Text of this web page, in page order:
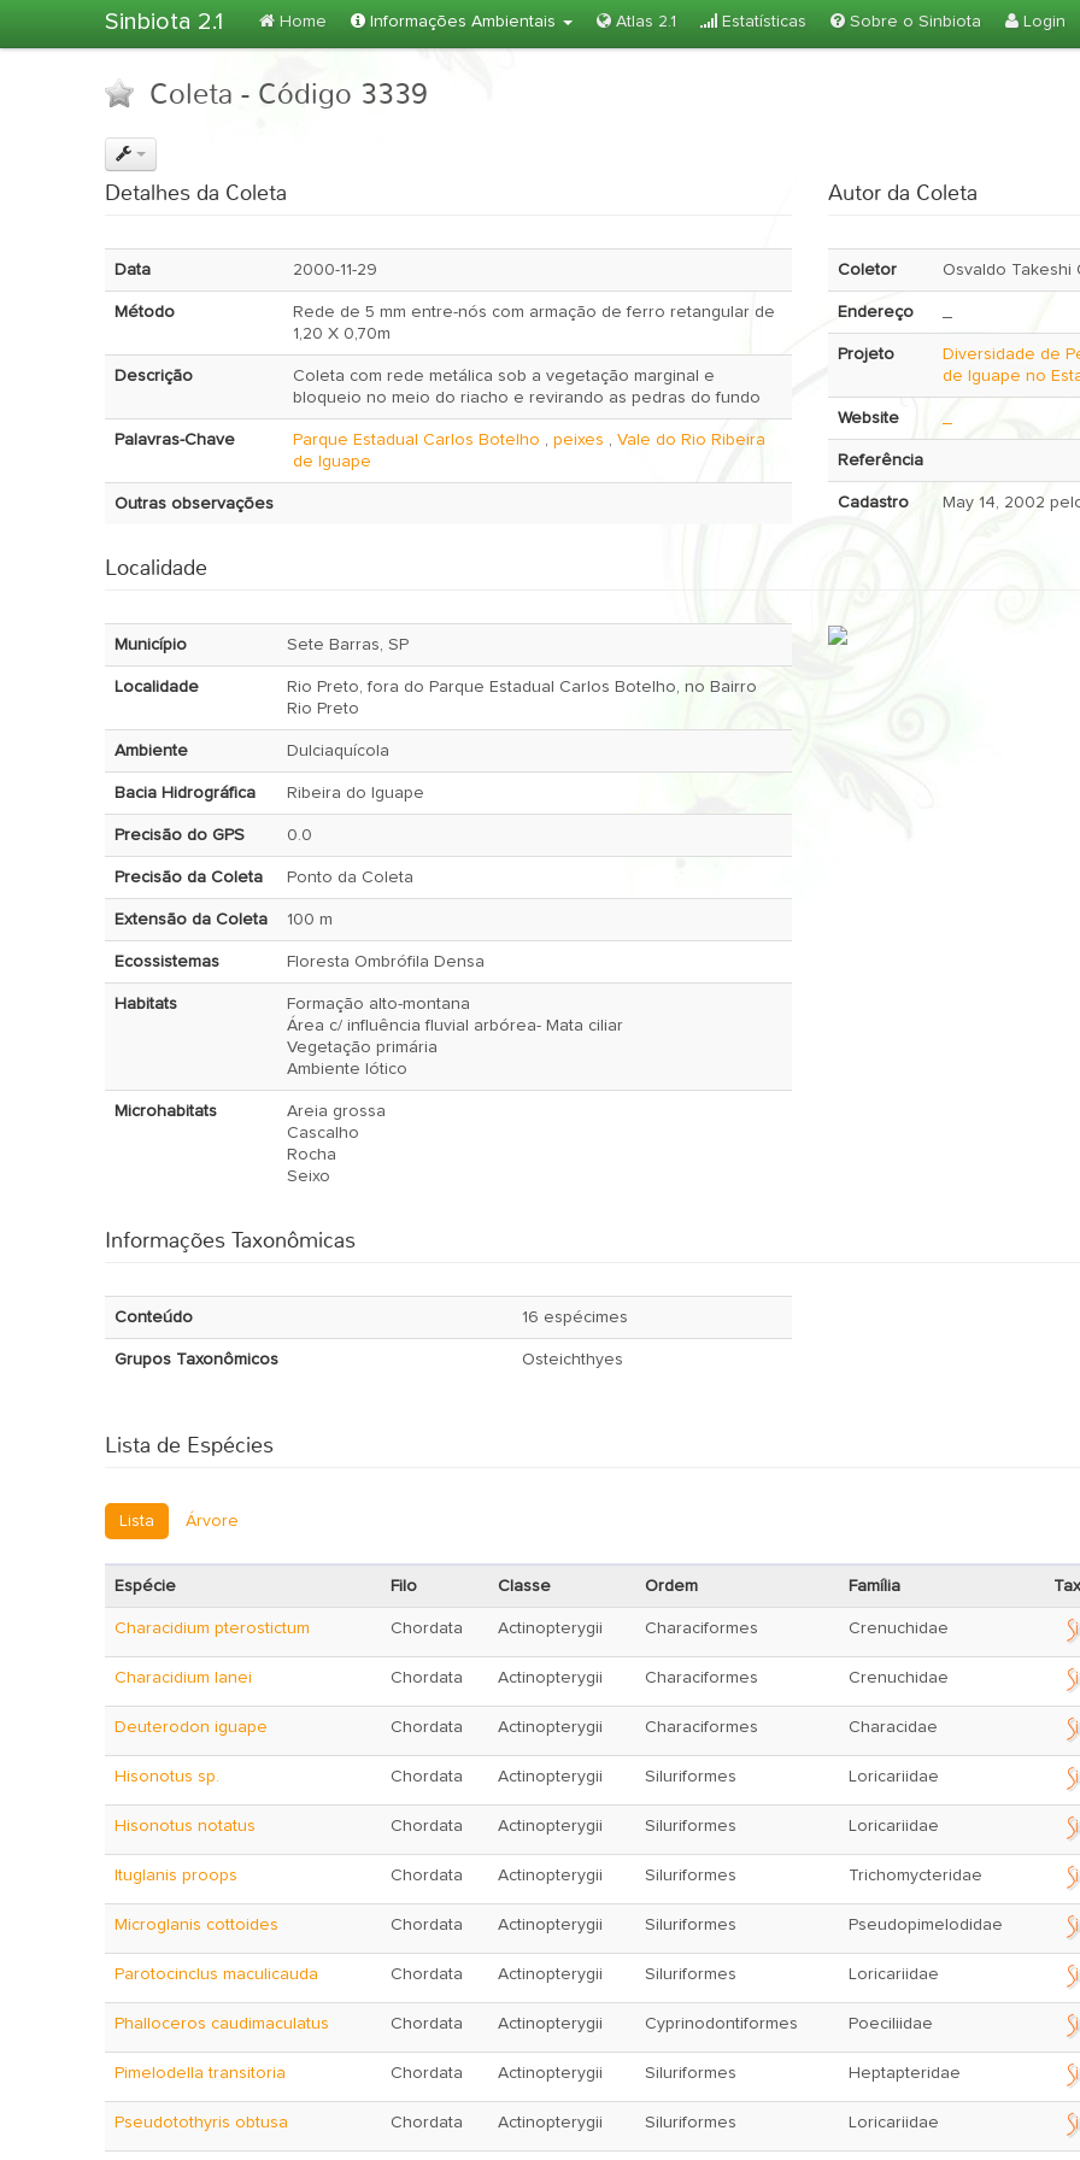
Sinbiota 2.1 Home Informações Ambientais Atlas 2.1 Estatísticas Sobre o Sinbiota Login
Coleta - Código 3339
Detalhes da Coleta
Data 2000-11-29
Método
Rede de 5 mm entre-nós com armação de ferro retangular de
1,20 X 0,70m
Descrição
Coleta com rede metálica sob a vegetação marginal e
bloqueio no meio do riacho e revirando as pedras do fundo
Palavras-Chave Parque Estadual Carlos Botelho , peixes , Vale do Rio Ribeira
de Iguape
Outras observações
Autor da Coleta
Coletor Osvaldo Takeshi
Endereço
Projeto
Diversidade de
de Iguape no
Website
Referência
Cadastro
Localidade
Município Sete Barras, SP
Localidade
Rio Preto, fora do Parque Estadual Carlos Botelho, no Bairro
Rio Preto
Ambiente Dulciaquícola
Bacia Hidrográfica Ribeira do Iguape
Precisão do GPS 0.0
Precisão da Coleta Ponto da Coleta
Extensão da Coleta 100 m
Ecossistemas Floresta Ombrófila Densa
Habitats
Formação alto-montana
Área c/ influência fluvial arbórea- Mata ciliar
Vegetação primária
Ambiente lótico
Microhabitats
Areia grossa
Cascalho
Rocha
Seixo
Informações Taxonômicas
Conteúdo 16 espécimes
Grupos Taxonômicos Osteichthyes
Lista de Espécies
Lista Árvore
Espécie Filo Classe Ordem Família
Characidium pterostictum Chordata Actinopterygii Characiformes Crenuchidae
Characidium lanei Chordata Actinopterygii Characiformes Crenuchidae
Deuterodon iguape Chordata Actinopterygii Characiformes Characidae
Hisonotus sp. Chordata Actinopterygii Siluriformes Loricariidae
Hisonotus notatus Chordata Actinopterygii Siluriformes Loricariidae
Ituglanis proops Chordata Actinopterygii Siluriformes Trichomycteridae
Microglanis cottoides Chordata Actinopterygii Siluriformes Pseudopimelodidae
Parotocinclus maculicauda Chordata Actinopterygii Siluriformes Loricariidae
Phalloceros caudimaculatus Chordata Actinopterygii Cyprinodontiformes Poeciliidae
Pimelodella transitoria Chordata Actinopterygii Siluriformes Heptapteridae
Pseudotothyris obtusa Chordata Actinopterygii Siluriformes Loricariidae